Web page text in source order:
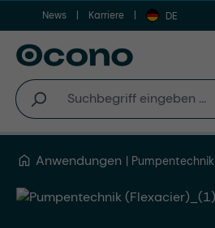
Zum Hauptinhalt springen
News Karriere DE
Anwendungen Pumpentechnik